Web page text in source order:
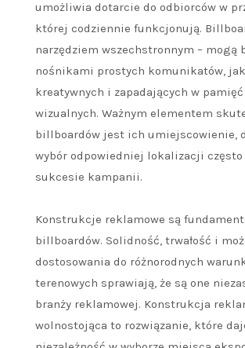
umożliwia dotarcie do odbiorców w
której codziennie funkcjonują.
narzędziem wszechstronnym – mogą
nośnikami prostych komunikatów,
kreatywnych i zapadających w
wizualnych. Ważnym elementem
billboardów jest ich umiejscowienie,
wybór odpowiedniej lokalizacji często
sukcesie kampanii.
Konstrukcje reklamowe są
billboardów. Solidność, trwałość i
dostosowania do różnorodnych
terenowych sprawiają, że są one
branży reklamowej. Konstrukcja
wolnostojąca to rozwiązanie, które